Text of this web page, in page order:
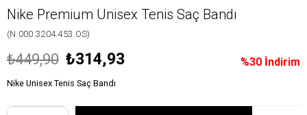
Nike Premium Unisex Tenis Saç Bandı
(N.000.3204.453.OS)
%30 İndirim
₺449,90 ₺314,93
Nike Unisex Tenis Saç Bandı